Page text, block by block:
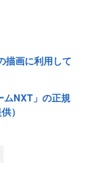
画に利用して
ムNXT」の正規
）